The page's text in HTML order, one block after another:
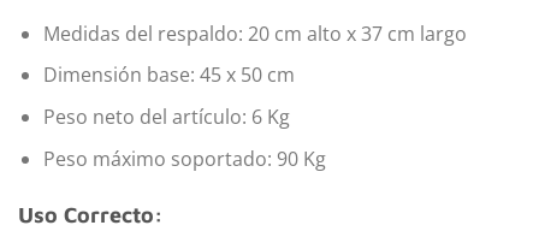
Medidas del respaldo: 20 cm alto x 37 cm largo
Dimensión base: 45 x 50 cm
Peso neto del artículo: 6 Kg
Peso máximo soportado: 90 Kg
Uso Correcto: